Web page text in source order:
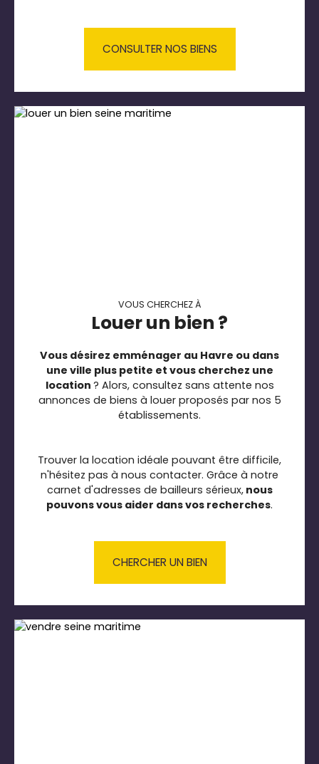
CONSULTER NOS BIENS
VOUS CHERCHEZ À
Louer un bien ?
Vous désirez emménager au Havre ou dans
une ville plus petite et vous cherchez une
location ? Alors, consultez sans attente nos
annonces de biens à louer proposés par nos 5
établissements.
Trouver la location idéale pouvant être difficile,
n'hésitez pas à nous contacter. Grâce à notre
carnet d'adresses de bailleurs sérieux,nous
pouvons vous aider dans vos recherches.
CHERCHER UN BIEN